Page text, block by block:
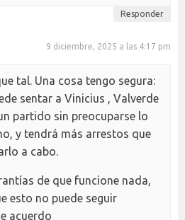
Responder
9 diciembre, 2025 a las 4:17 pm
tal. Una cosa tengo segura:
sentar a Vinicius , Valverde
partido sin preocuparse lo
y tendrá más arrestos que
a cabo.
de que funcione nada,
esto no puede seguir
acuerdo